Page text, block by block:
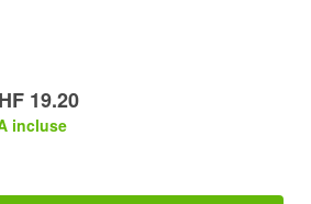
19.20
incluse